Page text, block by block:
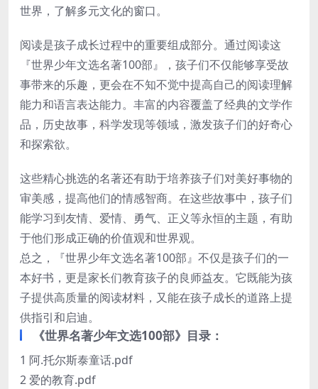
世界，了解多元文化的窗口。
阅读是孩子成长过程中的重要组成部分。通过阅读这
『世界少年文选名著100部』，孩子们不仅能够享受故
事带来的乐趣，更会在不知不觉中提高自己的阅读理解
能力和语言表达能力。丰富的内容覆盖了经典的文学作
品，历史故事，科学发现等领域，激发孩子们的好奇心
和探索欲。
这些精心挑选的名著还有助于培养孩子们对美好事物的
审美感，提高他们的情感智商。在这些故事中，孩子们
能学习到友情、爱情、勇气、正义等永恒的主题，有助
于他们形成正确的价值观和世界观。
总之，『世界少年文选名著100部』不仅是孩子们的一
本好书，更是家长们教育孩子的良师益友。它既能为孩
子提供高质量的阅读材料，又能在孩子成长的道路上提
供指引和启迪。
《世界名著少年文选100部》目录：
1 阿.托尔斯泰童话.pdf
2 爱的教育.pdf